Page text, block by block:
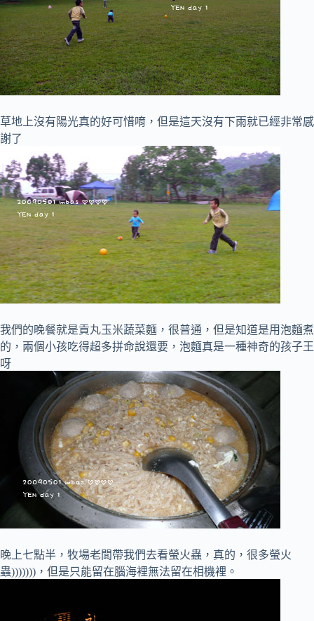
草地上沒有陽光真的好可惜唷，但是這天沒有下雨就已經非常感
謝了
我們的晚餐就是貢丸玉米蔬菜麵，很普通，但是知道是用泡麵煮
的，兩個小孩吃得超多拼命說還要，泡麵真是一種神奇的孩子王
呀
晚上七點半，牧場老闆帶我們去看螢火蟲，真的，很多螢火
蟲)))))))，但是只能留在腦海裡無法留在相機裡。